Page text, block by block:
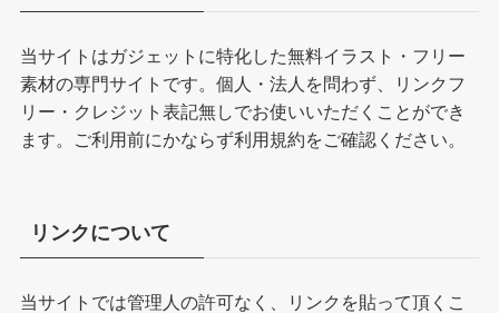
当サイトはガジェットに特化した無料イラスト・フリー
素材の専門サイトです。個人・法人を問わず、リンクフ
リー・クレジット表記無しでお使いいただくことができ
ます。ご利用前にかならず利用規約をご確認ください。
リンクについて
当サイトでは管理人の許可なく、リンクを貼って頂くこ